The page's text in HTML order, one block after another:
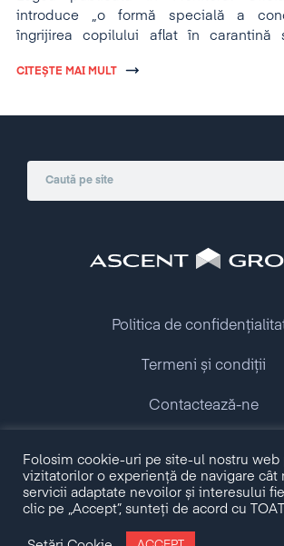
introduce „o formă specială a
îngrijirea copilului aflat în carantină
izolării sau carantinei.”
CITEȘTE MAI MULT
Copyright © 2009 - 2026 Ascent
All rights reserved.
Politica de
Termeni și condiții
Contactează-ne
Folosim cookie-uri pe site-ul nostru web
vizitatorilor o experiență de navigare cât
servicii adaptate nevoilor și interesului
clic pe „Accept”, sunteți de acord cu